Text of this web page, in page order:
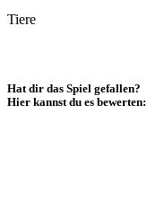
Tiere
Hat dir das Spiel gefallen?
Hier kannst du es bewerten: